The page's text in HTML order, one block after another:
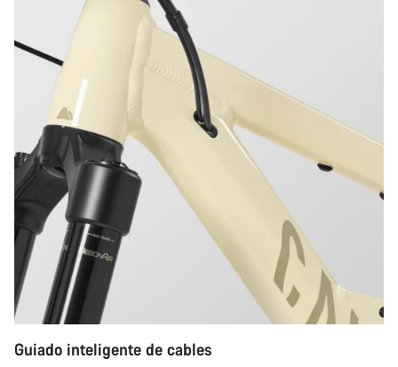
Guiado inteligente de cables